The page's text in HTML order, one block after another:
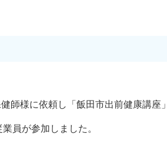
様に依頼し「飯田市出前健康講座
員が参加しました。